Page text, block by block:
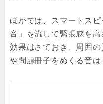
ほかでは、スマートス
音」を流して緊張感を高
効果はさておき、周囲
や問題冊子をめくる音は